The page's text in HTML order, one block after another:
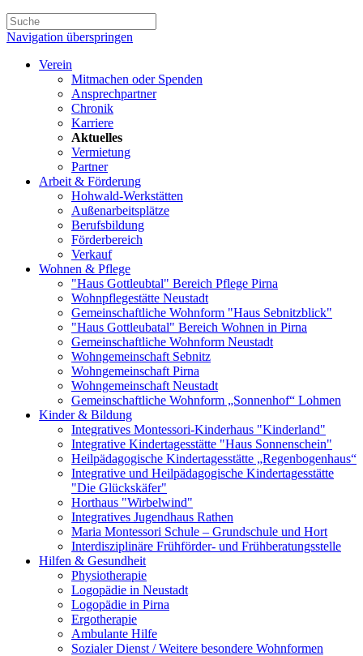
Navigation überspringen
Verein
Mitmachen oder Spenden
Ansprechpartner
Chronik
Karriere
Aktuelles
Vermietung
Partner
Arbeit & Förderung
Hohwald-Werkstätten
Außenarbeitsplätze
Berufsbildung
Förderbereich
Verkauf
Wohnen & Pflege
"Haus Gottleubtal" Bereich Pflege Pirna
Wohnpflegestätte Neustadt
Gemeinschaftliche Wohnform "Haus Sebnitzblick"
"Haus Gottleubatal" Bereich Wohnen in Pirna
Gemeinschaftliche Wohnform Neustadt
Wohngemeinschaft Sebnitz
Wohngemeinschaft Pirna
Wohngemeinschaft Neustadt
Gemeinschaftliche Wohnform „Sonnenhof“ Lohmen
Kinder & Bildung
Integratives Montessori-Kinderhaus "Kinderland"
Integrative Kindertagesstätte "Haus Sonnenschein"
Heilpädagogische Kindertagesstätte „Regenbogenhaus“
Integrative und Heilpädagogische Kindertagesstätte
"Die Glückskäfer"
Horthaus "Wirbelwind"
Integratives Jugendhaus Rathen
Maria Montessori Schule – Grundschule und Hort
Interdisziplinäre Frühförder- und Frühberatungsstelle
Hilfen & Gesundheit
Physiotherapie
Logopädie in Neustadt
Logopädie in Pirna
Ergotherapie
Ambulante Hilfe
Sozialer Dienst / Weitere besondere Wohnformen